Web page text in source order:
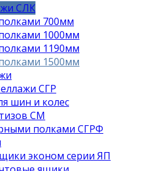
СЛК
700мм
1000мм
1190мм
1500мм
СГР
шин и колес
СМ
полками СГРФ
эконом серии ЯП